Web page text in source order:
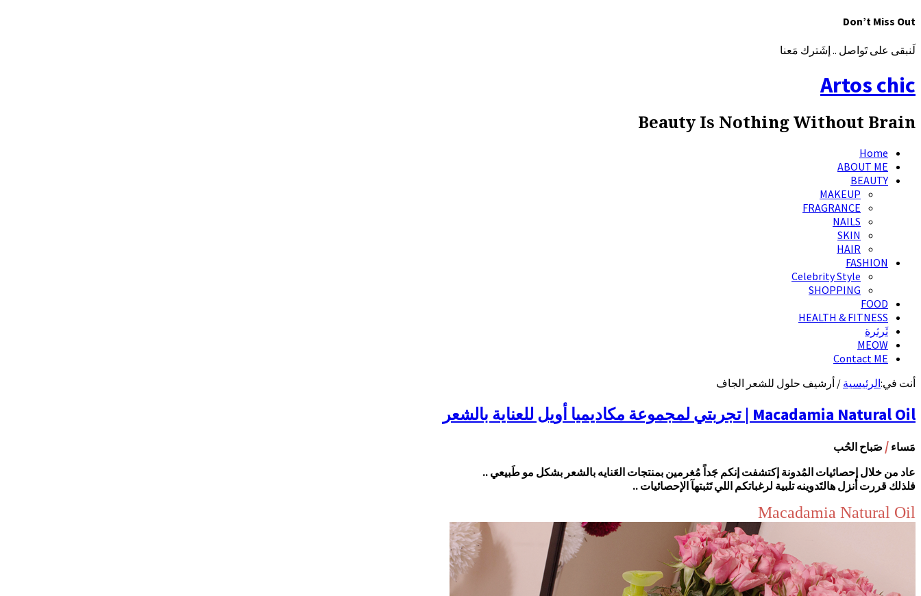
Don’t Miss Out
لَنبقى على تَواصل .. إشَترك مَعنا
Artos chic
Beauty Is Nothing Without Brain
Home
ABOUT ME
BEAUTY
MAKEUP
FRAGRANCE
NAILS
SKIN
HAIR
FASHION
Celebrity Style
SHOPPING
FOOD
HEALTH & FITNESS
ثَرثرة
MEOW
Contact ME
أنت في:الرئيسية / أرشيف حلول للشعر الجاف
Macadamia Natural Oil | تجربتي لمجموعة مكاديميا أويل للعناية بالشعر
مَساء / صَباح الحُب
عاد من خلال إحصائيات المُدونة إكتشفت إنكم جَداً مُغرمين بمنتجات العَنايه بالشعر بشكل مو طَبيعي ..
فلذلك قررت أنزل هالتَدوينه تلبية لرغباتكم اللي تَثبتهآ الإحصائيات ..
Macadamia Natural Oil